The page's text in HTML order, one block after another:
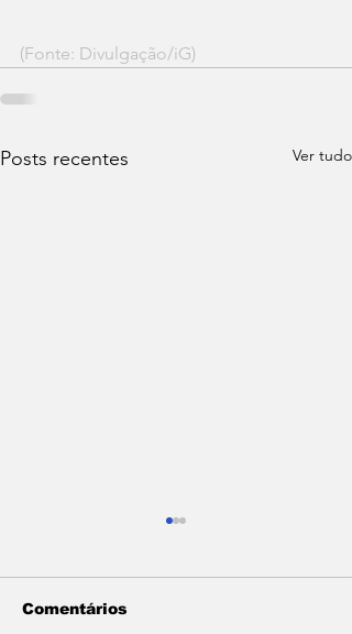
(Fonte: Divulgação/iG)
Posts recentes Ver tudo
Comentários